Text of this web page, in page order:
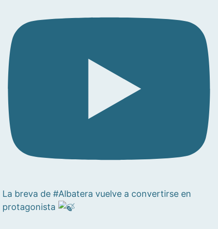
La breva de #Albatera vuelve a convertirse en
protagonista